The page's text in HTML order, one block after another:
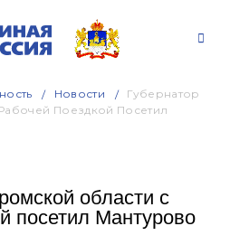
Новости
Губернатор
Поездкой Посетил
области с
посетил Мантурово